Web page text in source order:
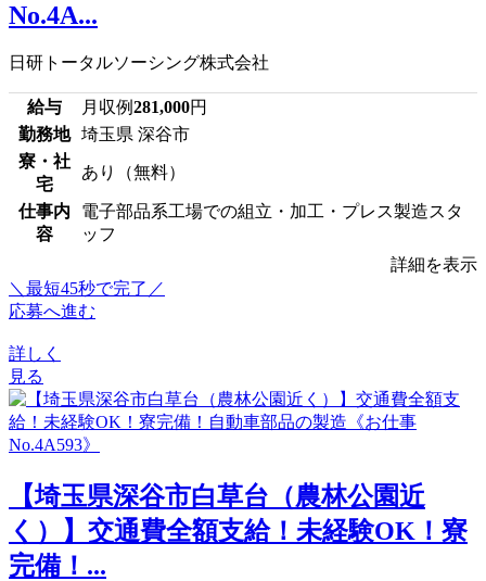
No.4A...
日研トータルソーシング株式会社
給与 月収例281,000円
勤務地 埼玉県 深谷市
寮・社
宅
あり（無料）
仕事内
容
電子部品系工場での組立・加工・プレス製造スタ
ッフ
詳細を表示
＼最短45秒で完了／
応募へ進む
詳しく
見る
【埼玉県深谷市白草台（農林公園近
く）】交通費全額支給！未経験OK！寮
完備！...